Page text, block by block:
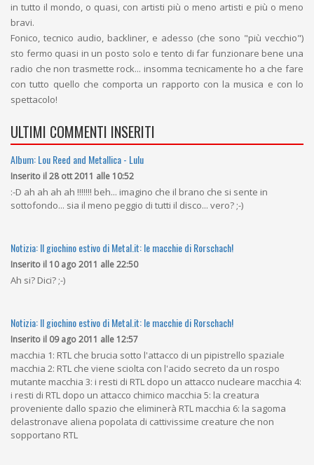
in tutto il mondo, o quasi, con artisti più o meno artisti e più o meno
bravi.
Fonico, tecnico audio, backliner, e adesso (che sono "più vecchio")
sto fermo quasi in un posto solo e tento di far funzionare bene una
radio che non trasmette rock... insomma tecnicamente ho a che fare
con tutto quello che comporta un rapporto con la musica e con lo
spettacolo!
ULTIMI COMMENTI INSERITI
Album: Lou Reed and Metallica - Lulu
Inserito il 28 ott 2011 alle 10:52
:-D ah ah ah ah !!!!!!! beh... imagino che il brano che si sente in
sottofondo... sia il meno peggio di tutti il disco... vero? ;-)
Notizia: Il giochino estivo di Metal.it: le macchie di Rorschach!
Inserito il 10 ago 2011 alle 22:50
Ah si? Dici? ;-)
Notizia: Il giochino estivo di Metal.it: le macchie di Rorschach!
Inserito il 09 ago 2011 alle 12:57
macchia 1: RTL che brucia sotto l'attacco di un pipistrello spaziale
macchia 2: RTL che viene sciolta con l'acido secreto da un rospo
mutante macchia 3: i resti di RTL dopo un attacco nucleare macchia 4:
i resti di RTL dopo un attacco chimico macchia 5: la creatura
proveniente dallo spazio che eliminerà RTL macchia 6: la sagoma
delastronave aliena popolata di cattivissime creature che non
sopportano RTL